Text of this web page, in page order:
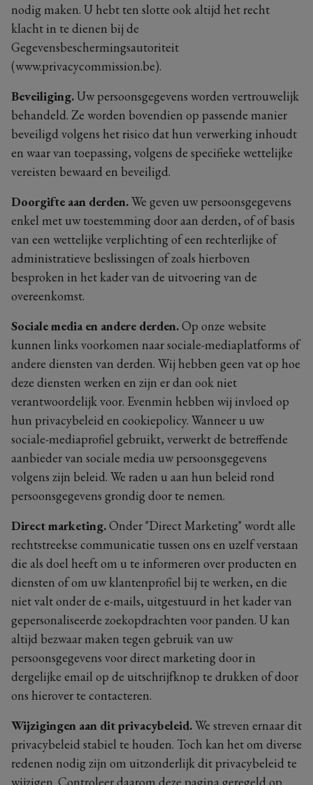
nodig maken. U hebt ten slotte ook altijd het recht
klacht in te dienen bij de
Gegevensbeschermingsautoriteit
(www.privacycommission.be).
Beveiliging.Uw persoonsgegevens worden vertrouwelijk
behandeld. Ze worden bovendien op passende manier
beveiligd volgens het risico dat hun verwerking inhoudt
en waar van toepassing, volgens de specifieke wettelijke
vereisten bewaard en beveiligd.
Doorgifte aan derden.We geven uw persoonsgegevens
enkel met uw toestemming door aan derden, of of basis
van een wettelijke verplichting of een rechterlijke of
administratieve beslissingen of zoals hierboven
besproken in het kader van de uitvoering van de
overeenkomst.
Sociale media en andere derden.Op onze website
kunnen links voorkomen naar sociale-mediaplatforms of
andere diensten van derden. Wij hebben geen vat op hoe
deze diensten werken en zijn er dan ook niet
verantwoordelijk voor. Evenmin hebben wij invloed op
hun privacybeleid en cookiepolicy. Wanneer u uw
sociale-mediaprofiel gebruikt, verwerkt de betreffende
aanbieder van sociale media uw persoonsgegevens
volgens zijn beleid. We raden u aan hun beleid rond
persoonsgegevens grondig door te nemen.
Direct marketing.Onder "Direct Marketing" wordt alle
rechtstreekse communicatie tussen ons en uzelf verstaan
die als doel heeft om u te informeren over producten en
diensten of om uw klantenprofiel bij te werken, en die
niet valt onder de e-mails, uitgestuurd in het kader van
gepersonaliseerde zoekopdrachten voor panden. U kan
altijd bezwaar maken tegen gebruik van uw
persoonsgegevens voor direct marketing door in
dergelijke email op de uitschrijfknop te drukken of door
ons hierover te contacteren.
Wijzigingen aan dit privacybeleid.We streven ernaar dit
privacybeleid stabiel te houden. Toch kan het om diverse
redenen nodig zijn om uitzonderlijk dit privacybeleid te